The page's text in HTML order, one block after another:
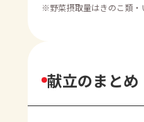
※野菜摂取量はきのこ類・
献立のまとめ